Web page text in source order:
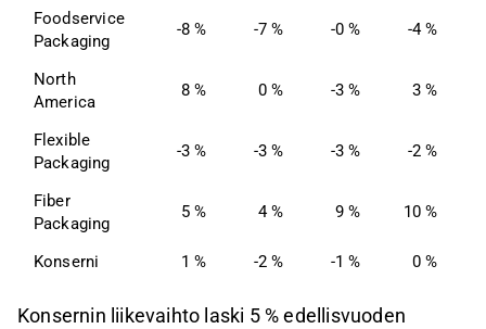
Foodservice
Packaging
-8 % -7 % -0 % -4 %
North
America
8 % 0 % -3 % 3 %
Flexible
Packaging
-3 % -3 % -3 % -2 %
Fiber
Packaging
5 % 4 % 9 % 10 %
Konserni 1 % -2 % -1 % 0 %
Konsernin liikevaihto laski 5 % edellisvuoden